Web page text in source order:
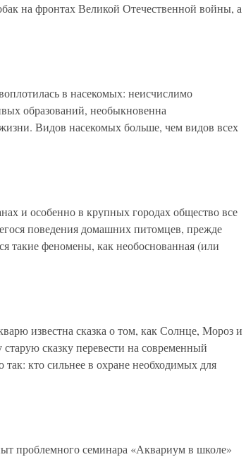
на фронтах Великой Отечественной войны, а
в насекомых: неисчислимо
образований, необыкновенна
Видов насекомых больше, чем видов всех
и особенно в крупных городах общество все
поведения домашних питомцев, прежде
такие феномены, как необоснованная (или
известна сказка о том, как Солнце, Мороз и
сказку перевести на современный
кто сильнее в охране необходимых для
проблемного семинара «Аквариум в школе»